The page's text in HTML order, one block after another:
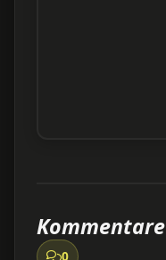
Kommentare
0